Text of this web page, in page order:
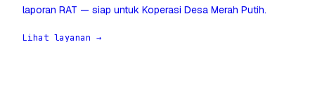
laporan RAT — siap untuk Koperasi Desa Merah Putih.
Lihat layanan →